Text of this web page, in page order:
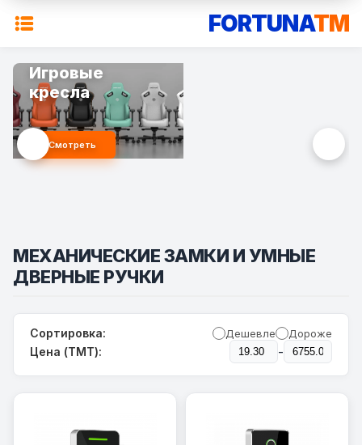
FORTUNATM
Игровые
кресла
Смотреть
MЕХАНИЧЕСКИЕ ЗАМКИ И УМНЫЕ
ДВЕРНЫЕ РУЧКИ
Сортировка: Дешевле Дороже
Цена (TMT): -